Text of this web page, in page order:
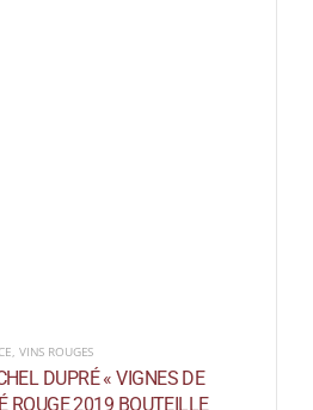
, VINS ROUGES
DUPRÉ « VIGNES DE
ROUGE 2019 BOUTEILLE